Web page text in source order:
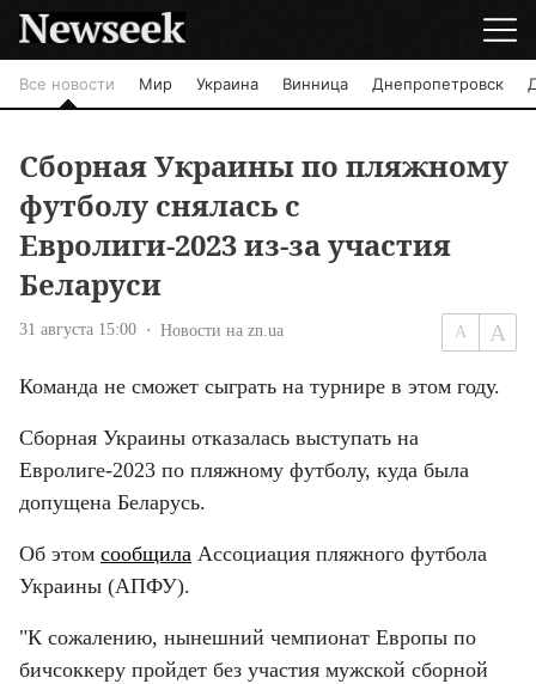
Все новости Мир Украина Винница Днепропетровск
Сборная Украины по пляжному
футболу снялась с
Евролиги-2023 из-за участия
Беларуси
31 августа 15:00 Новости на zn.ua
Команда не сможет сыграть на турнире в этом году.
Сборная Украины отказалась выступать на
Евролиге-2023 по пляжному футболу, куда была
допущена Беларусь.
Об этом сообщила Ассоциация пляжного футбола
Украины (АПФУ).
"К сожалению, нынешний чемпионат Европы по
бичсоккеру пройдет без участия мужской сборной